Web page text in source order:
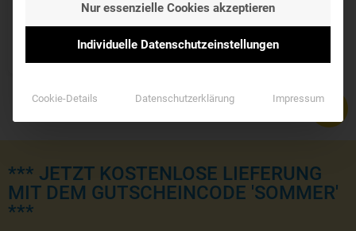
Glättende und
schützende Tagescreme
*** JETZT KOSTENLOSE LIEFERUNG
MIT DEM GUTSCHEINCODE 'SOMMER'
***
Nur essenzielle Cookies akzeptieren
Individuelle Datenschutzeinstellungen
Cookie-Details Datenschutzerklärung Impressum